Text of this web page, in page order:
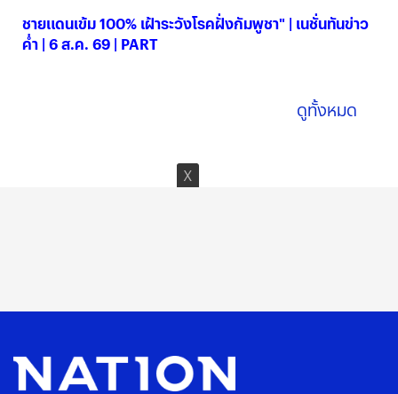
ชายแดนเข้ม 100% เฝ้าระวังโรคฝั่งกัมพูชา" | เนชั่นทันข่าว
ค่ำ | 6 ส.ค. 69 | PART
ดูทั้งหมด